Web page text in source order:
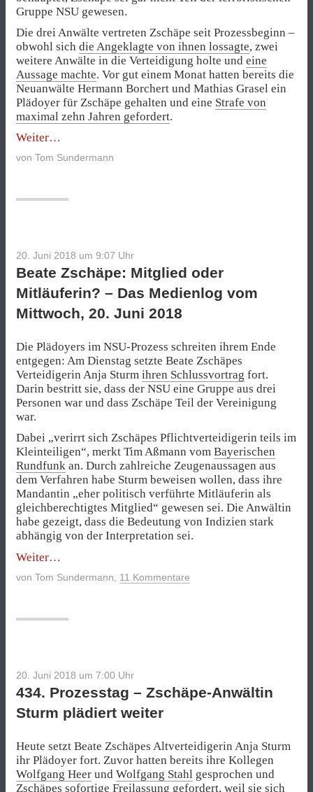
Gruppe NSU gewesen.
Die drei Anwälte vertreten Zschäpe seit Prozessbeginn –
obwohl sich die Angeklagte von ihnen lossagte, zwei
weitere Anwälte in die Verteidigung holte und eine
Aussage machte. Vor gut einem Monat hatten bereits die
Neuanwälte Hermann Borchert und Mathias Grasel ein
Plädoyer für Zschäpe gehalten und eine Strafe von
maximal zehn Jahren gefordert.
Weiter„435.
Prozesstag
–
fort“
von Tom Sundermann
20. Juni 2018 um 9:07 Uhr
Beate Zschäpe: Mitglied oder
Mitläuferin? – Das Medienlog vom
Mittwoch, 20. Juni 2018
Die Plädoyers im NSU-Prozess schreiten ihrem Ende
entgegen: Am Dienstag setzte Beate Zschäpes
Verteidigerin Anja Sturm ihren Schlussvortrag fort.
Darin bestritt sie, dass der NSU eine Gruppe aus drei
Personen war und dass Zschäpe Teil der Vereinigung
war.
Dabei „verirrt sich Zschäpes Pflichtverteidigerin teils im
Kleinteiligen“, merkt Tim Aßmann vom Bayerischen
Rundfunk an. Durch zahlreiche Zeugenaussagen aus
dem Verfahren habe Sturm beweisen wollen, dass ihre
Mandantin „eher politisch verführte Mitläuferin als
gleichberechtigtes Mitglied“ gewesen sei. Die Anwältin
habe gezeigt, dass die Bedeutung von Indizien stark
abhängig von der Interpretation sei.
Weiter„Beate
Mitglied
Mittwoch,
20.
Juni
2018“
von Tom Sundermann 11 Kommentare
20. Juni 2018 um 7:00 Uhr
434. Prozesstag – Zschäpe-Anwältin
Sturm plädiert weiter
Heute setzt Beate Zschäpes Altverteidigerin Anja Sturm
ihr Plädoyer fort. Zuvor hatten bereits ihre Kollegen
Wolfgang Heer und Wolfgang Stahl gesprochen und
Zschäpes sofortige Freilassung gefordert, weil sie sich